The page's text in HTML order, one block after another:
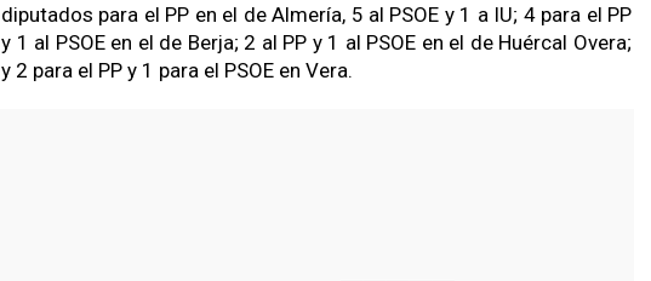
diputados para el PP en el de Almería, 5 al PSOE y 1 a IU; 4 para el PP
y 1 al PSOE en el de Berja; 2 al PP y 1 al PSOE en el de Huércal Overa;
y 2 para el PP y 1 para el PSOE en Vera.